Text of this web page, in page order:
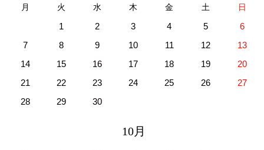
月 火 水 木 金 土 日
1 2 3 4 5
6
7
8 9 10 11 12
13
14
15 16 17 18 19
20
21
22 23 24 25 26
27
28
29 30
10月